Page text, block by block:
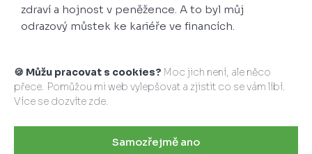
🍪 Můžu pracovat s cookies? Moc jich není, ale něco
přece. Pomůžou mi web vylepšovat a zjistit co se vám líbí.
Více se dozvíte zde.
Samozřejmě ano
zdraví a hojnost v peněžence. A to byl můj
odrazový můstek ke kariéře ve financích.
jsem našel své místo ve společnostiBroker
Consulting, která se díky přísnému řádu,
kvalitnímu vzdělávání a nadstandardním službám
certifikovaný finanční poradce